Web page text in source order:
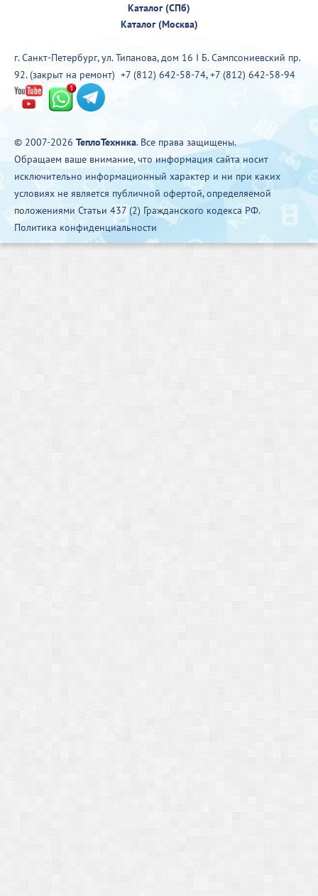
Каталог (СПб)
Каталог (Москва)
г. Санкт-Петербург, ул. Типанова, дом 16 I Б. Сампсониевский пр.
92. (закрыт на ремонт) +7 (812) 642-58-74,+7 (812) 642-58-94
© 2007-2026 ТеплоТехника. Все права защищены.
Обращаем ваше внимание, что информация сайта носит
исключительно информационный характер и ни при каких
условиях не является публичной офертой, определяемой
положениями Статьи 437 (2) Гражданского кодекса РФ.
Политика конфиденциальности